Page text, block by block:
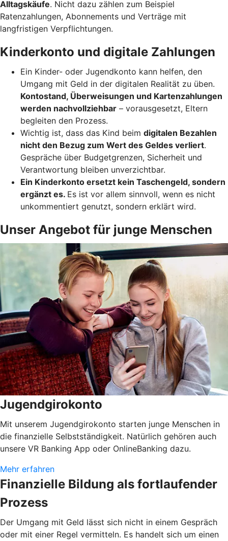
Alltagskäufe. Nicht dazu zählen zum Beispiel
Ratenzahlungen, Abonnements und Verträge mit
langfristigen Verpflichtungen.
Kinderkonto und digitale Zahlungen
Ein Kinder- oder Jugendkonto kann helfen, den
Umgang mit Geld in der digitalen Realität zu üben.
Kontostand, Überweisungen und Kartenzahlungen
werden nachvollziehbar – vorausgesetzt, Eltern
begleiten den Prozess.
Wichtig ist, dass das Kind beim digitalen Bezahlen
nicht den Bezug zum Wert des Geldes verliert.
Gespräche über Budgetgrenzen, Sicherheit und
Verantwortung bleiben unverzichtbar.
Ein Kinderkonto ersetzt kein Taschengeld, sondern
ergänzt es. Es ist vor allem sinnvoll, wenn es nicht
unkommentiert genutzt, sondern erklärt wird.
Unser Angebot für junge Menschen
Jugendgirokonto
Mit unserem Jugendgirokonto starten junge Menschen in
die finanzielle Selbstständigkeit. Natürlich gehören auch
unsere VR Banking App oder OnlineBanking dazu.
Mehr erfahren
Finanzielle Bildung als fortlaufender
Prozess
Der Umgang mit Geld lässt sich nicht in einem Gespräch
oder mit einer Regel vermitteln. Es handelt sich um einen